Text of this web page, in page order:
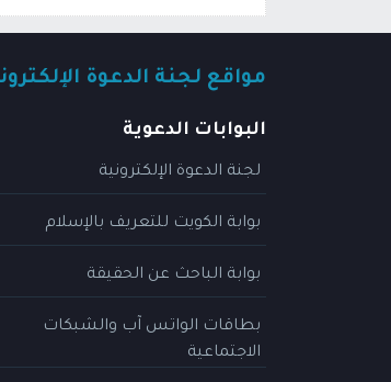
مواقع لجنة الدعوة
البوابات الدعوية
لجنة الدعوة الإلكترونية
بوابة الكويت للتعريف بالإسلام
بوابة الباحث عن الحقيقة
بطاقات الواتس آب والشبكات
الاجتماعية